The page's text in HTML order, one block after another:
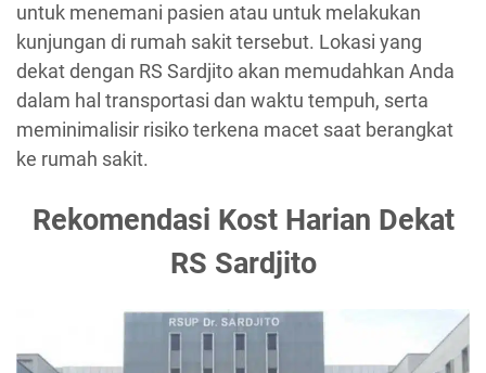
untuk menemani pasien atau untuk melakukan
kunjungan di rumah sakit tersebut. Lokasi yang
dekat dengan RS Sardjito akan memudahkan Anda
dalam hal transportasi dan waktu tempuh, serta
meminimalisir risiko terkena macet saat berangkat
ke rumah sakit.
Rekomendasi Kost Harian Dekat
RS Sardjito